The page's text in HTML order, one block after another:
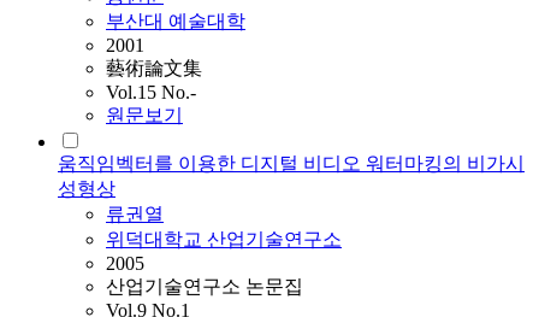
부산대 예술대학
2001
藝術論文集
Vol.15 No.-
원문보기
움직임벡터를 이용한 디지털 비디오 워터마킹의 비가시
성형상
류권열
위덕대학교 산업기술연구소
2005
산업기술연구소 논문집
Vol.9 No.1